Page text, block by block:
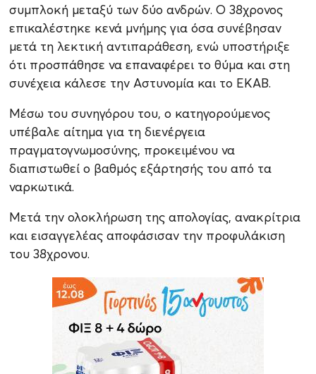
συμπλοκή μεταξύ των δύο ανδρών. Ο 38χρονος
επικαλέστηκε κενά μνήμης για όσα συνέβησαν
μετά τη λεκτική αντιπαράθεση, ενώ υποστήριξε
ότι προσπάθησε να επαναφέρει το θύμα και στη
συνέχεια κάλεσε την Αστυνομία και το ΕΚΑΒ.
Μέσω του συνηγόρου του, ο κατηγορούμενος
υπέβαλε αίτημα για τη διενέργεια
πραγματογνωμοσύνης, προκειμένου να
διαπιστωθεί ο βαθμός εξάρτησής του από τα
ναρκωτικά.
Μετά την ολοκλήρωση της απολογίας, ανακρίτρια
και εισαγγελέας αποφάσισαν την προφυλάκιση
του 38χρονου.